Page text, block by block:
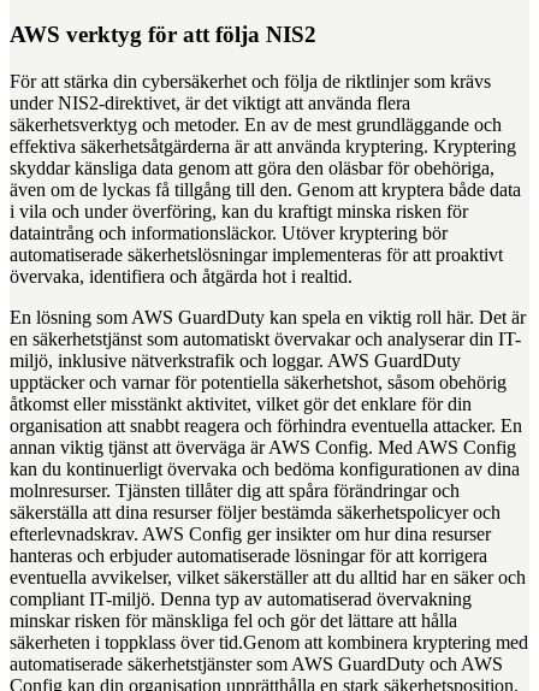
AWS verktyg för att följa NIS2
För att stärka din cybersäkerhet och följa de riktlinjer som krävs
under NIS2-direktivet, är det viktigt att använda flera
säkerhetsverktyg och metoder. En av de mest grundläggande och
effektiva säkerhetsåtgärderna är att använda kryptering. Kryptering
skyddar känsliga data genom att göra den oläsbar för obehöriga,
även om de lyckas få tillgång till den. Genom att kryptera både data
i vila och under överföring, kan du kraftigt minska risken för
dataintrång och informationsläckor. Utöver kryptering bör
automatiserade säkerhetslösningar implementeras för att proaktivt
övervaka, identifiera och åtgärda hot i realtid.
En lösning som AWS GuardDuty kan spela en viktig roll här. Det är
en säkerhetstjänst som automatiskt övervakar och analyserar din IT-
miljö, inklusive nätverkstrafik och loggar. AWS GuardDuty
upptäcker och varnar för potentiella säkerhetshot, såsom obehörig
åtkomst eller misstänkt aktivitet, vilket gör det enklare för din
organisation att snabbt reagera och förhindra eventuella attacker. En
annan viktig tjänst att överväga är AWS Config. Med AWS Config
kan du kontinuerligt övervaka och bedöma konfigurationen av dina
molnresurser. Tjänsten tillåter dig att spåra förändringar och
säkerställa att dina resurser följer bestämda säkerhetspolicyer och
efterlevnadskrav. AWS Config ger insikter om hur dina resurser
hanteras och erbjuder automatiserade lösningar för att korrigera
eventuella avvikelser, vilket säkerställer att du alltid har en säker och
compliant IT-miljö. Denna typ av automatiserad övervakning
minskar risken för mänskliga fel och gör det lättare att hålla
säkerheten i toppklass över tid.Genom att kombinera kryptering med
automatiserade säkerhetstjänster som AWS GuardDuty och AWS
Config kan din organisation upprätthålla en stark säkerhetsposition.